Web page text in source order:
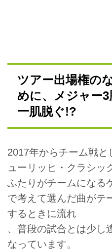
ツアー出場権の
めに、メジャー
一肌脱ぐ!?
2017年からチーム戦
ューリッヒ・クラシッ
ふたりがチームになる
で考えて選んだ曲がテ
するときに流れ
、普段の試合とは少し
なっています。